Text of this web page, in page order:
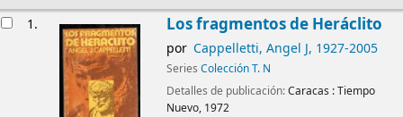
1. Los fragmentos de Heráclito
por Cappelletti, Angel J, 1927-2005
Series Colección T. N
Detalles de publicación:Caracas :Tiempo
Nuevo, 1972